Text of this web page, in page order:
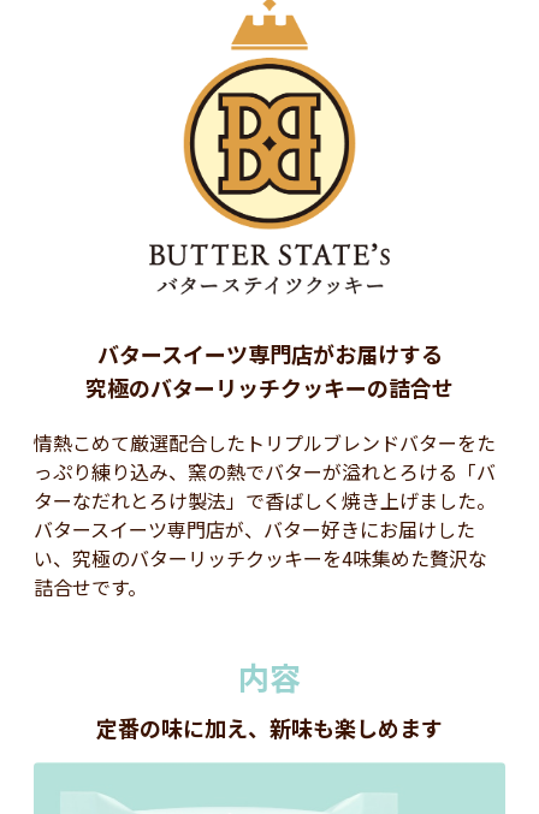
バタースイーツ専門店がお届けする
究極のバターリッチクッキーの詰合せ
情熱こめて厳選配合したトリプルブレンドバターをた
っぷり練り込み、窯の熱でバターが溢れとろける「バ
ターなだれとろけ製法」で香ばしく焼き上げました。
バタースイーツ専門店が、バター好きにお届けした
い、究極のバターリッチクッキーを4味集めた贅沢な
詰合せです。
内容
定番の味に加え、新味も楽しめます